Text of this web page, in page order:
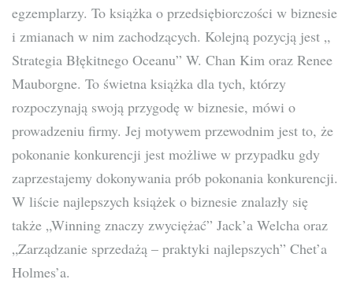
egzemplarzy. To książka o przedsiębiorczości w biznesie
i zmianach w nim zachodzących. Kolejną pozycją jest „
Strategia Błękitnego Oceanu” W. Chan Kim oraz Renee
Mauborgne. To świetna książka dla tych, którzy
rozpoczynają swoją przygodę w biznesie, mówi o
prowadzeniu firmy. Jej motywem przewodnim jest to, że
pokonanie konkurencji jest możliwe w przypadku gdy
zaprzestajemy dokonywania prób pokonania konkurencji.
W liście najlepszych książek o biznesie znalazły się
także „Winning znaczy zwyciężać” Jack’a Welcha oraz
„Zarządzanie sprzedażą – praktyki najlepszych” Chet’a
Holmes’a.